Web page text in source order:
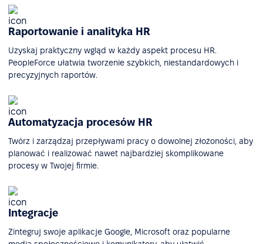
Raportowanie i analityka HR
Uzyskaj praktyczny wgląd w każdy aspekt procesu HR.
PeopleForce ułatwia tworzenie szybkich, niestandardowych i
precyzyjnych raportów.
Automatyzacja procesów HR
Twórz i zarządzaj przepływami pracy o dowolnej złożoności, aby
planować i realizować nawet najbardziej skomplikowane
procesy w Twojej firmie.
Integracje
Zintegruj swoje aplikacje Google, Microsoft oraz popularne